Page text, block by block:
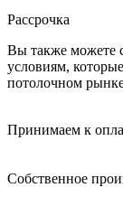
Рассрочка
Вы также можете
условиям,
потолочном
Принимаем к
Собственное